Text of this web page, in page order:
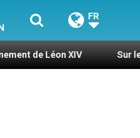
FR
XIV Sur le Mont